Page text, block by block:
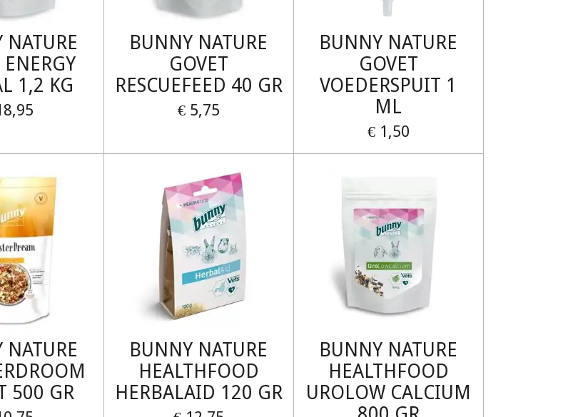
NATURE
1,2 KG
BUNNY NATURE
GOVET
RESCUEFEED 40 GR
€ 5,75
BUNNY NATURE
GOVET
VOEDERSPUIT 1
ML
€ 1,50
NATURE
500 GR
BUNNY NATURE
HEALTHFOOD
HERBALAID 120 GR
BUNNY NATURE
HEALTHFOOD
UROLOW CALCIUM